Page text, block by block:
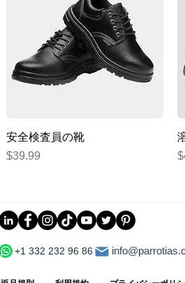
クイックビュー
安全検査員の靴
価格
$39.99
+1 332 232 96 86